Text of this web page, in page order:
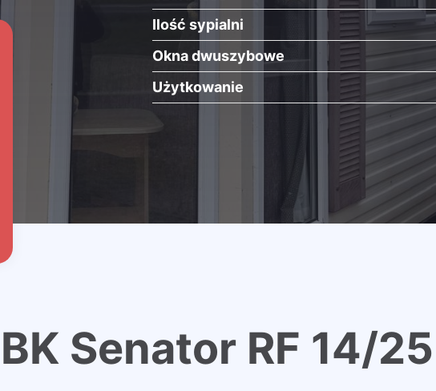
Ilość sypialni
Okna dwuszybowe
Użytkowanie
BK Senator RF 14/25